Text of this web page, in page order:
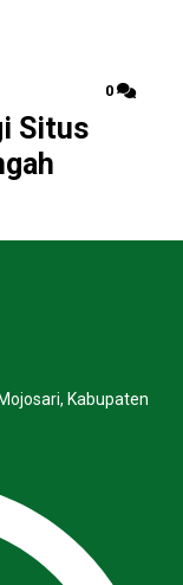
0
Situs
Kabupaten